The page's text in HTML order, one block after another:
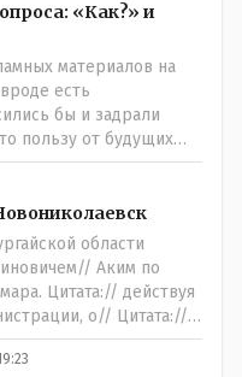
«Как?» и
материалов на
есть
бы и задрали
пользу от будущих
овцы хоть
платила бы не со
денег.- думаю
области
Аким по
Цитата:// действуя
о// Цитата://
участками,//
комитет ???